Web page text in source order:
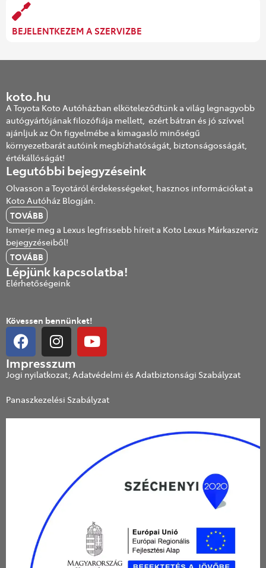
BEJELENTKEZEM A SZERVIZBE
koto.hu
A Toyota Koto Autóházban elköteleződtünk a világ legnagyobb
autógyártójának filozófiája mellett, ezért bátran és jó szívvel
ajánljuk az Ön figyelmébe a kimagasló minőségű
környezetbarát autóink megbízhatóságát, biztonságosságát,
értékállóságát!
Legutóbbi bejegyzéseink
Olvasson a Toyotáról érdekességeket, hasznos információkat a
Koto Autóház Blogján.
TOVÁBB
Ismerje meg a Lexus legfrissebb híreit a Koto Lexus Márkaszerviz
bejegyzéseiből!
TOVÁBB
Lépjünk kapcsolatba!
Elérhetőségeink
Kövessen bennünket!
Impresszum
Jogi nyilatkozat; Adatvédelmi és Adatbiztonsági Szabályzat
Panaszkezelési Szabályzat